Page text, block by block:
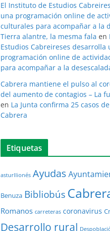
El Instituto de Estudios
una programación online de
culturales para acompañar a la
Tierra alantre, la mesma fala en
Estudios Cabreireses desarrolla
programación online de
para acompañar a la
Cabrera mantiene el pulso al
del aumento de contagios – La
en La Junta confirma 25 casos
Cabrera
Etiquetas
asturllionés Ayudas
Benuza Bibliobús
Romanos carreteras coronavirus
Desarrollo rural